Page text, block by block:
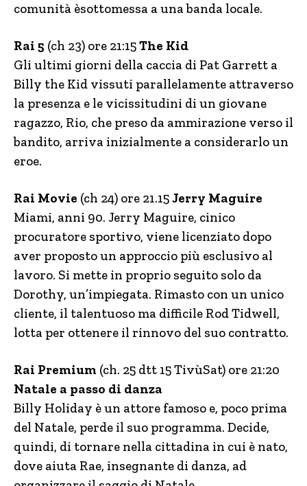
comunità èsottomessa a una banda locale.
Rai 5 (ch 23) ore 21:15The Kid
Gli ultimi giorni della caccia di Pat Garrett a
Billy the Kid vissuti parallelamente attraverso
la presenza e le vicissitudini di un giovane
ragazzo, Rio, che preso da ammirazione verso il
bandito, arriva inizialmente a considerarlo un
eroe.
Rai Movie (ch 24) ore 21.15Jerry Maguire
Miami, anni 90. Jerry Maguire, cinico
procuratore sportivo, viene licenziato dopo
aver proposto un approccio più esclusivo al
lavoro. Si mette in proprio seguito solo da
Dorothy, un’impiegata. Rimasto con un unico
cliente, il talentuoso ma difficile Rod Tidwell,
lotta per ottenere il rinnovo del suo contratto.
Rai Premium (ch. 25 dtt 15 TivùSat) ore 21:20
Natale a passo di danza
Billy Holiday è un attore famoso e, poco prima
del Natale, perde il suo programma. Decide,
quindi, di tornare nella cittadina in cui è nato,
dove aiuta Rae, insegnante di danza, ad